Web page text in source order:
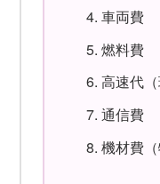
車両費
燃料費
高速代（
通信費
機材費